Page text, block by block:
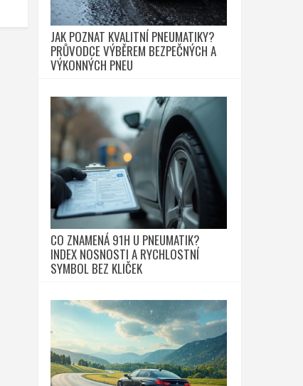
JAK POZNAT KVALITNÍ PNEUMATIKY?
PRŮVODCE VÝBĚREM BEZPEČNÝCH A
VÝKONNÝCH PNEU
CO ZNAMENÁ 91H U PNEUMATIK?
INDEX NOSNOSTI A RYCHLOSTNÍ
SYMBOL BEZ KLIČEK